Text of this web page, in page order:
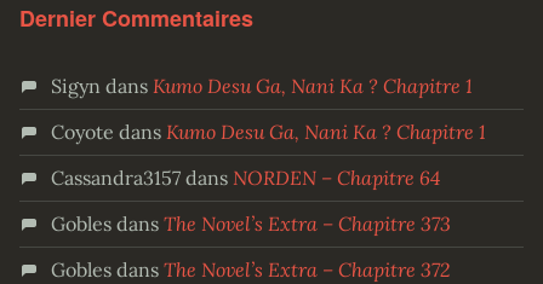
Dernier Commentaires
Sigyn dans Kumo Desu Ga, Nani Ka ? Chapitre 1
Coyote dans Kumo Desu Ga, Nani Ka ? Chapitre 1
Cassandra3157dans NORDEN – Chapitre 64
Goblesdans The Novel’s Extra – Chapitre 373
Goblesdans The Novel’s Extra – Chapitre 372